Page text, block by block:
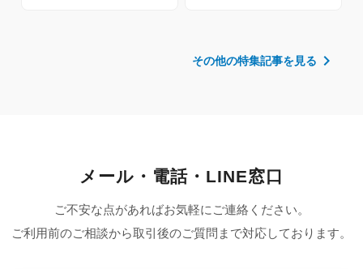
その他の特集記事を見る chevron_right
メール・電話・LINE窓口
ご不安な点があればお気軽にご連絡ください。
ご利用前のご相談から取引後のご質問まで対応しております。